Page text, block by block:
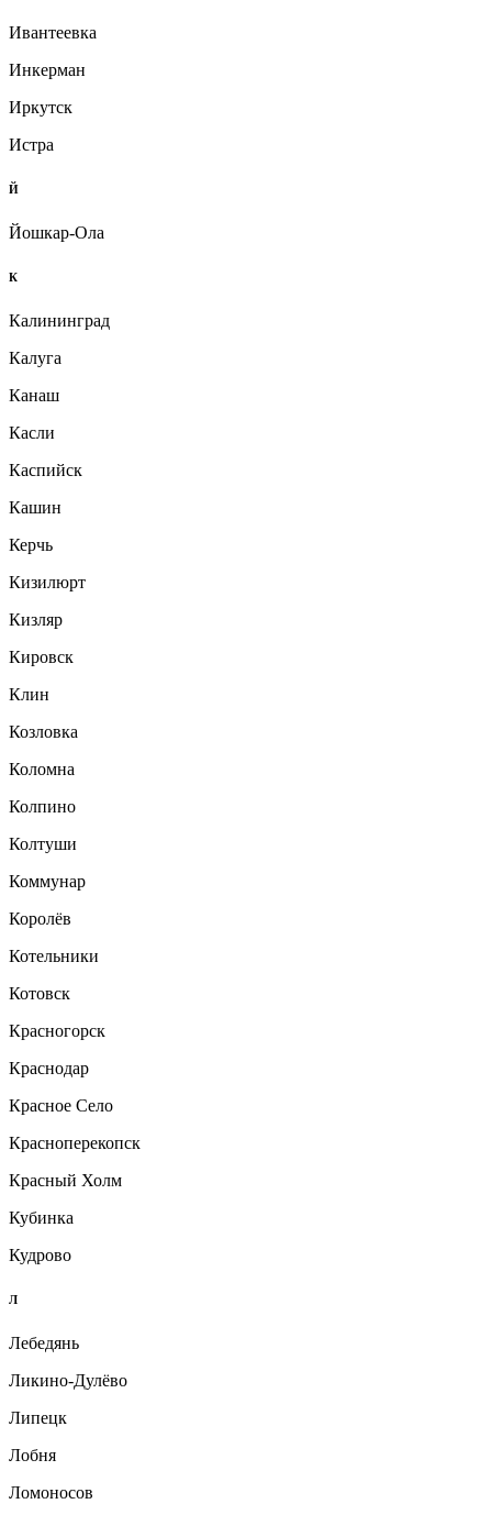
Ивантеевка
Инкерман
Иркутск
Истра
Й
Йошкар-Ола
К
Калининград
Калуга
Канаш
Касли
Каспийск
Кашин
Керчь
Кизилюрт
Кизляр
Кировск
Клин
Козловка
Коломна
Колпино
Колтуши
Коммунар
Королёв
Котельники
Котовск
Красногорск
Краснодар
Красное Село
Красноперекопск
Красный Холм
Кубинка
Кудрово
Л
Лебедянь
Ликино-Дулёво
Липецк
Лобня
Ломоносов